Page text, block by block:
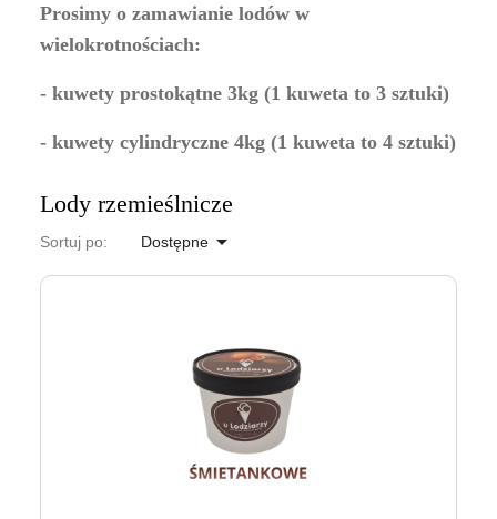
Prosimy o zamawianie lodów w
wielokrotnościach:
- kuwety prostokątne 3kg (1 kuweta to 3 sztuki)
- kuwety cylindryczne 4kg (1 kuweta to 4 sztuki)
Lody rzemieślnicze
Sortuj po: Dostępne 